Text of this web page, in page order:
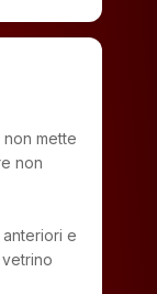
mette
non
e